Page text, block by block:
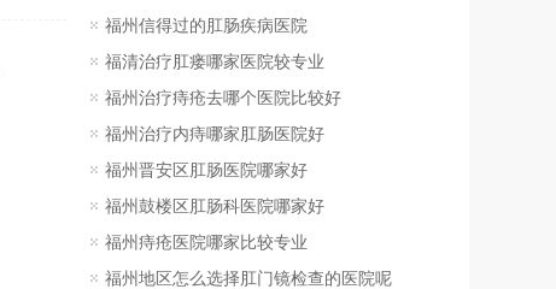
急性肠炎治疗
慢性肠炎治疗
结肠恶变
直肠恶变
福州信得过的肛肠疾病医院
福清治疗肛瘘哪家医院较专业
福州治疗痔疮去哪个医院比较好
福州治疗内痔哪家肛肠医院好
福州晋安区肛肠医院哪家好
福州鼓楼区肛肠科医院哪家好
福州痔疮医院哪家比较专业
福州地区怎么选择肛门镜检查的医院呢